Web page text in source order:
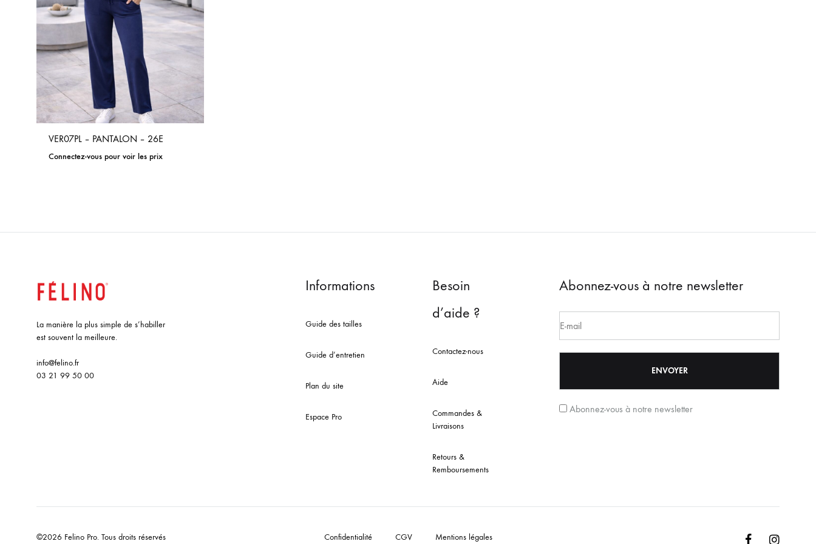
VER07PL – PANTALON – 26E
Connectez-vous pour voir les prix
La manière la plus simple de s’habiller
est souvent la meilleure.
info@felino.fr
03 21 99 50 00
Informations
Guide des tailles
Guide d’entretien
Plan du site
Espace Pro
Besoin
d’aide ?
Contactez-nous
Aide
Commandes &
Livraisons
Retours &
Remboursements
Abonnez-vous à notre newsletter
Abonnez-vous à notre newsletter
©2026 Felino Pro. Tous droits réservés Confidentialité CGV Mentions légales Facebook